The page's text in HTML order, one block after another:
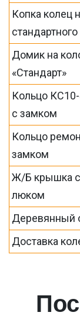
Копка колец
Домик на
«Стандарт»
Кольцо
с замком
Кольцо
замком
Ж/Б крышка
люком
Деревянный
Доставка